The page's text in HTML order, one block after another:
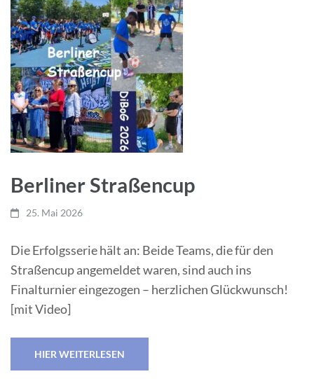
Berliner Straßencup
25. Mai 2026
Die Erfolgsserie hält an: Beide Teams, die für den
Straßencup angemeldet waren, sind auch ins
Finalturnier eingezogen – herzlichen Glückwunsch!
[mit Video]
HIER WEITERLESEN